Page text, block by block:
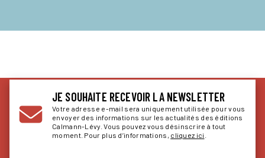
JE SOUHAITE RECEVOIR LA NEWSLETTER
Votre adresse e-mail sera uniquement utilisée pour vous
envoyer des informations sur les actualités des éditions
Calmann-Lévy. Vous pouvez vous désinscrire à tout
moment. Pour plus d’informations, cliquez ici